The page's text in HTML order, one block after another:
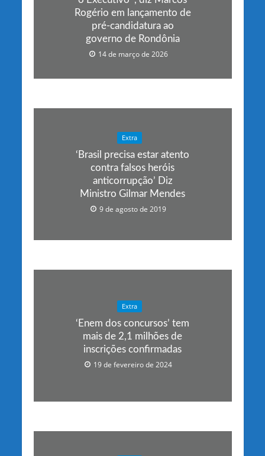
Rogério em lançamento de
pré-candidatura ao
governo de Rondônia
14 de março de 2026
Extra
‘Brasil precisa estar atento
contra falsos heróis
anticorrupção’ Diz
Ministro Gilmar Mendes
9 de agosto de 2019
Extra
‘Enem dos concursos’ tem
mais de 2,1 milhões de
inscrições confirmadas
19 de fevereiro de 2024